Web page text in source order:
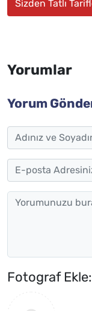
Sizden Tatlı
Yorumlar
Yorum
Fotograf Ekle: